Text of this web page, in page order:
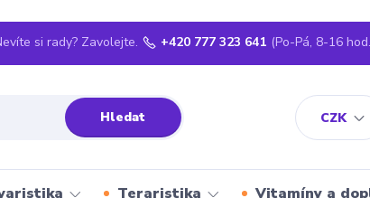
CZK
Hledat
si rady? Zavolejte. +420 777 323 641 (Po-Pá, 8-16
Teraristika Vitamíny a